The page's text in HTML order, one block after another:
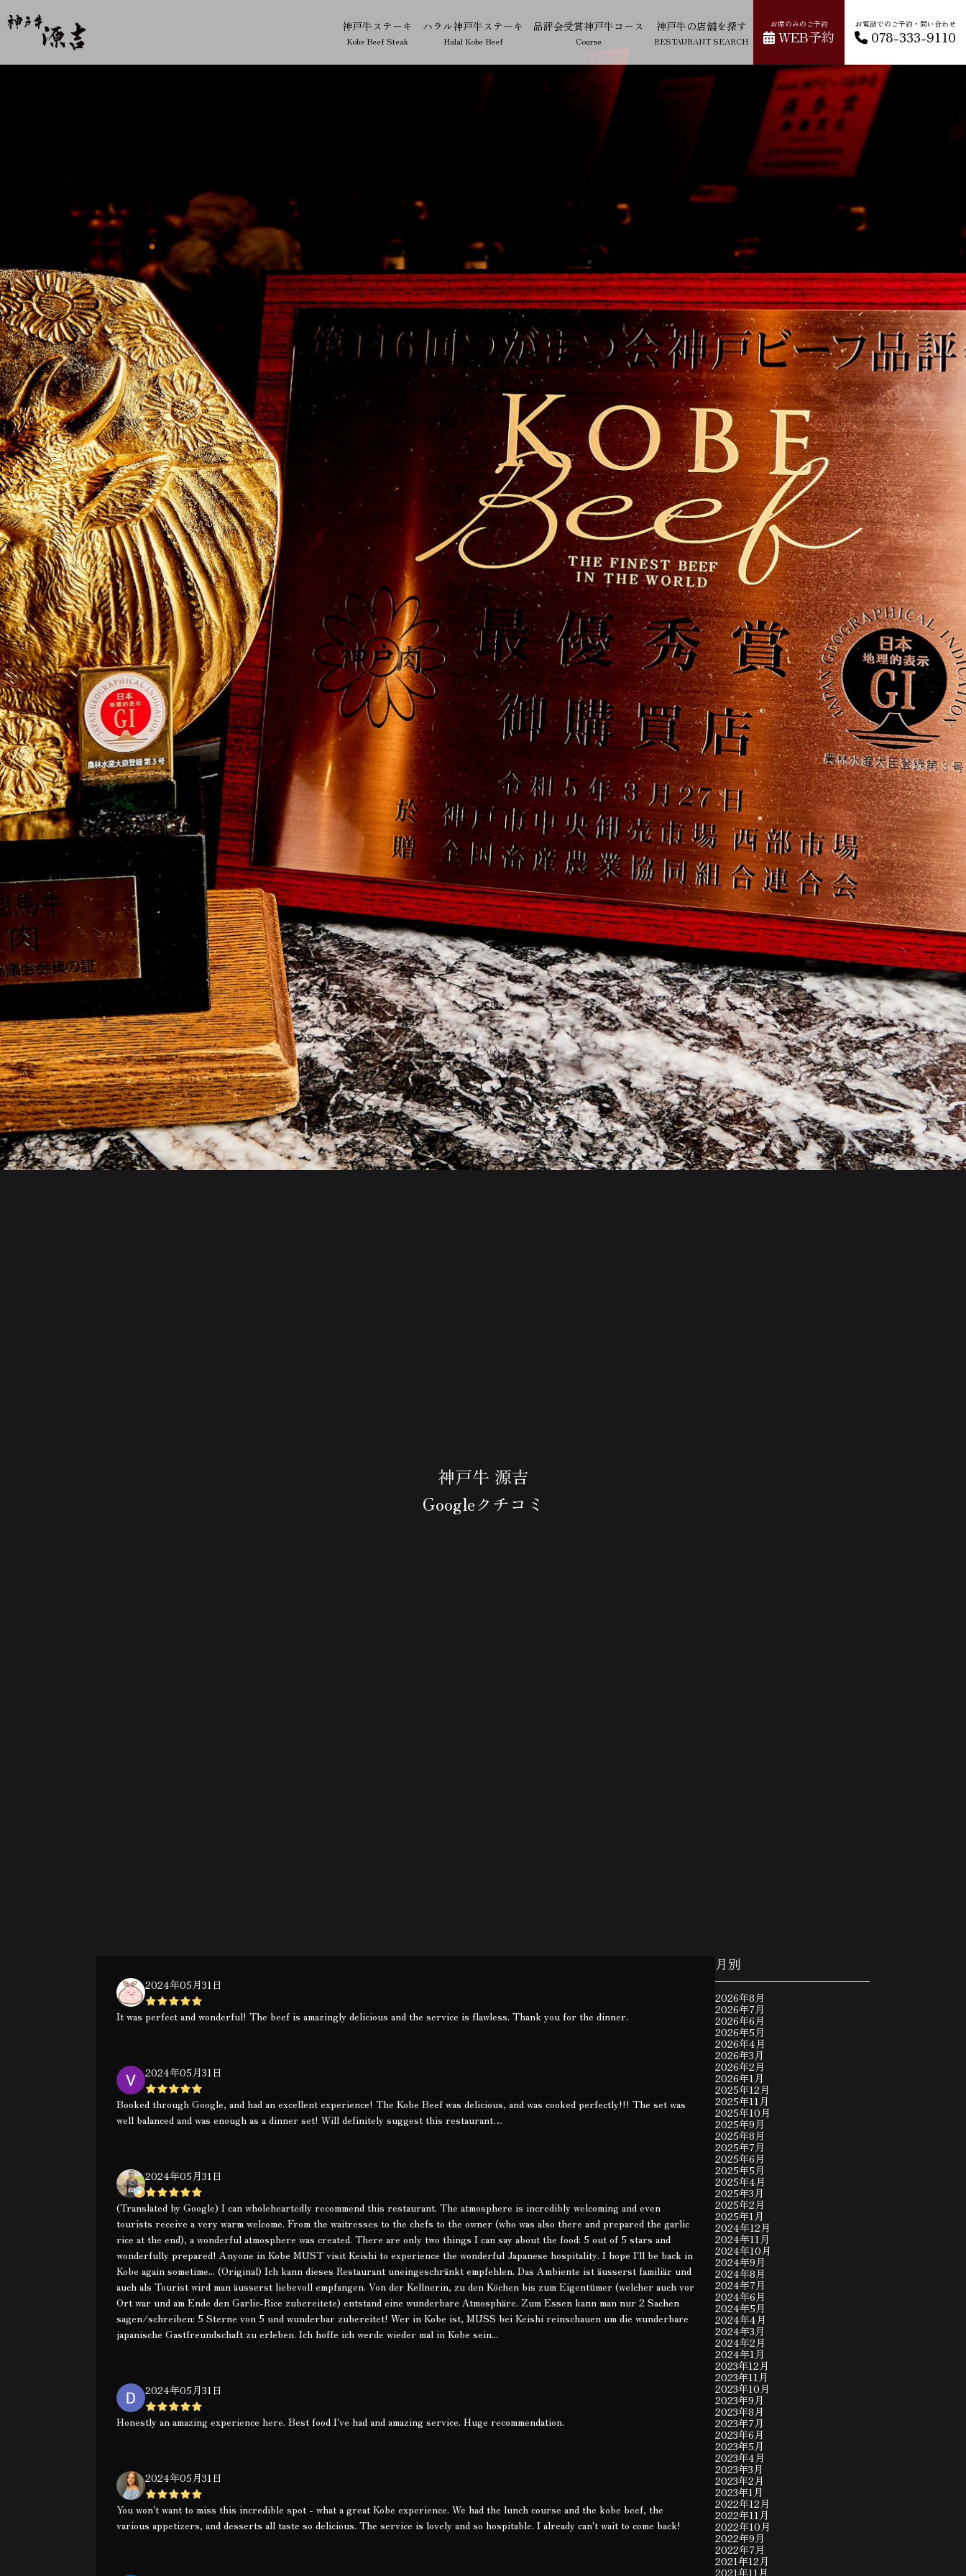
神戸牛ステーキ
Kobe Beef Steak
ハラル神戸牛ステーキ
Halal Kobe Beef
品評会受賞神戸牛コース
Course
神戸牛の店舗を探す
RESTAURANT SEARCH
お席のみのご予約
WEB予約
お電話でのご予約・問い合わせ
078-333-9110
神戸牛 源吉
Googleクチコミ
2024年05月31日
It was perfect and wonderful! The beef is amazingly delicious and the service is flawless. Thank you for the dinner.
2024年05月31日
Booked through Google, and had an excellent experience! The Kobe Beef was delicious, and was cooked perfectly!!! The set was
well balanced and was enough as a dinner set! Will definitely suggest this restaurant…
2024年05月31日
(Translated by Google) I can wholeheartedly recommend this restaurant. The atmosphere is incredibly welcoming and even
tourists receive a very warm welcome. From the waitresses to the chefs to the owner (who was also there and prepared the garlic
rice at the end), a wonderful atmosphere was created. There are only two things I can say about the food: 5 out of 5 stars and
wonderfully prepared! Anyone in Kobe MUST visit Keishi to experience the wonderful Japanese hospitality. I hope I'll be back in
Kobe again sometime... (Original) Ich kann dieses Restaurant uneingeschränkt empfehlen. Das Ambiente ist äusserst familiär und
auch als Tourist wird man äusserst liebevoll empfangen. Von der Kellnerin, zu den Köchen bis zum Eigentümer (welcher auch vor
Ort war und am Ende den Garlic-Rice zubereitete) entstand eine wunderbare Atmosphäre. Zum Essen kann man nur 2 Sachen
sagen/schreiben: 5 Sterne von 5 und wunderbar zubereitet! Wer in Kobe ist, MUSS bei Keishi reinschauen um die wunderbare
japanische Gastfreundschaft zu erleben. Ich hoffe ich werde wieder mal in Kobe sein...
2024年05月31日
Honestly an amazing experience here. Best food I've had and amazing service. Huge recommendation.
2024年05月31日
You won't want to miss this incredible spot - what a great Kobe experience. We had the lunch course and the kobe beef, the
various appetizers, and desserts all taste so delicious. The service is lovely and so hospitable. I already can't wait to come back!
月別
2026年8月
2026年7月
2026年6月
2026年5月
2026年4月
2026年3月
2026年2月
2026年1月
2025年12月
2025年11月
2025年10月
2025年9月
2025年8月
2025年7月
2025年6月
2025年5月
2025年4月
2025年3月
2025年2月
2025年1月
2024年12月
2024年11月
2024年10月
2024年9月
2024年8月
2024年7月
2024年6月
2024年5月
2024年4月
2024年3月
2024年2月
2024年1月
2023年12月
2023年11月
2023年10月
2023年9月
2023年8月
2023年7月
2023年6月
2023年5月
2023年4月
2023年3月
2023年2月
2023年1月
2022年12月
2022年11月
2022年10月
2022年9月
2022年7月
2021年12月
2021年11月